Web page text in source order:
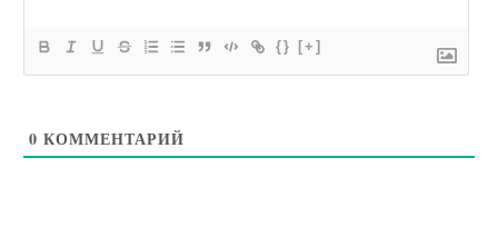
{} [+]
0 КОММЕНТАРИЙ